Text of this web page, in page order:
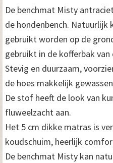
y
a
n
t
r
a
c
i
e
De benchmat Misty
de hondenbench. Natuurlijk
gebruikt worden op de
gebruikt in de kofferbak van
Stevig en duurzaam,
de hoes makkelijk
De stof heeft de look van
fluweelzacht aan.
Het 5 cm dikke matras is
koudschuim, heerlijk
De benchmat Misty kan